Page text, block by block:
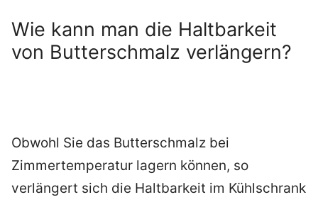
Wie kann man die Haltbarkeit
von Butterschmalz verlängern?
Obwohl Sie das Butterschmalz bei
Zimmertemperatur lagern können, so
verlängert sich die Haltbarkeit im Kühlschrank